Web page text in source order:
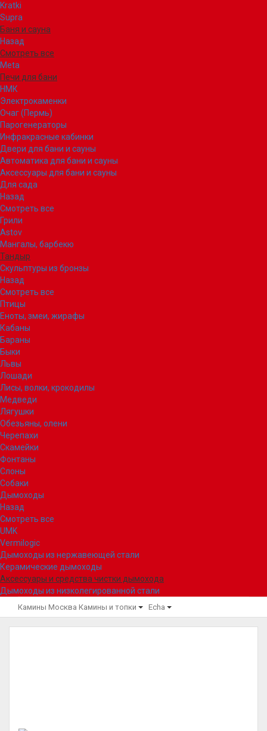
Kratki
Supra
Баня и сауна
Назад
Смотреть все
Meta
Печи для бани
НМК
Электрокаменки
Очаг (Пермь)
Парогенераторы
Инфракрасные кабинки
Двери для бани и сауны
Автоматика для бани и сауны
Аксессуары для бани и сауны
Для сада
Назад
Смотреть все
Грили
Astov
Мангалы, барбекю
Тандыр
Скульптуры из бронзы
Назад
Смотреть все
Птицы
Еноты, змеи, жирафы
Кабаны
Бараны
Быки
Львы
Лошади
Лисы, волки, крокодилы
Медведи
Лягушки
Обезьяны, олени
Черепахи
Скамейки
Фонтаны
Слоны
Собаки
Дымоходы
Назад
Смотреть все
UMK
Vermilogic
Дымоходы из нержавеющей стали
Керамические дымоходы
Аксессуары и средства чистки дымохода
Дымоходы из низколегированной стали
Камины Москва Камины и топки Echa